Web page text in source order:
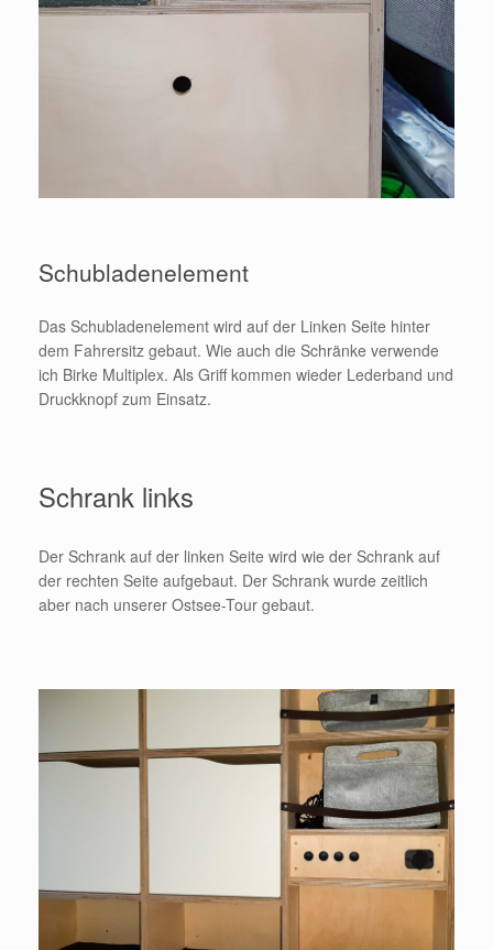
Schubladenelement
Das Schubladenelement wird auf der Linken Seite hinter
dem Fahrersitz gebaut. Wie auch die Schränke verwende
ich Birke Multiplex. Als Griff kommen wieder Lederband und
Druckknopf zum Einsatz.
Schrank links
Der Schrank auf der linken Seite wird wie der Schrank auf
der rechten Seite aufgebaut. Der Schrank wurde zeitlich
aber nach unserer Ostsee-Tour gebaut.